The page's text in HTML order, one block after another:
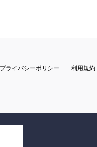
プライバシーポリシー
利用規約